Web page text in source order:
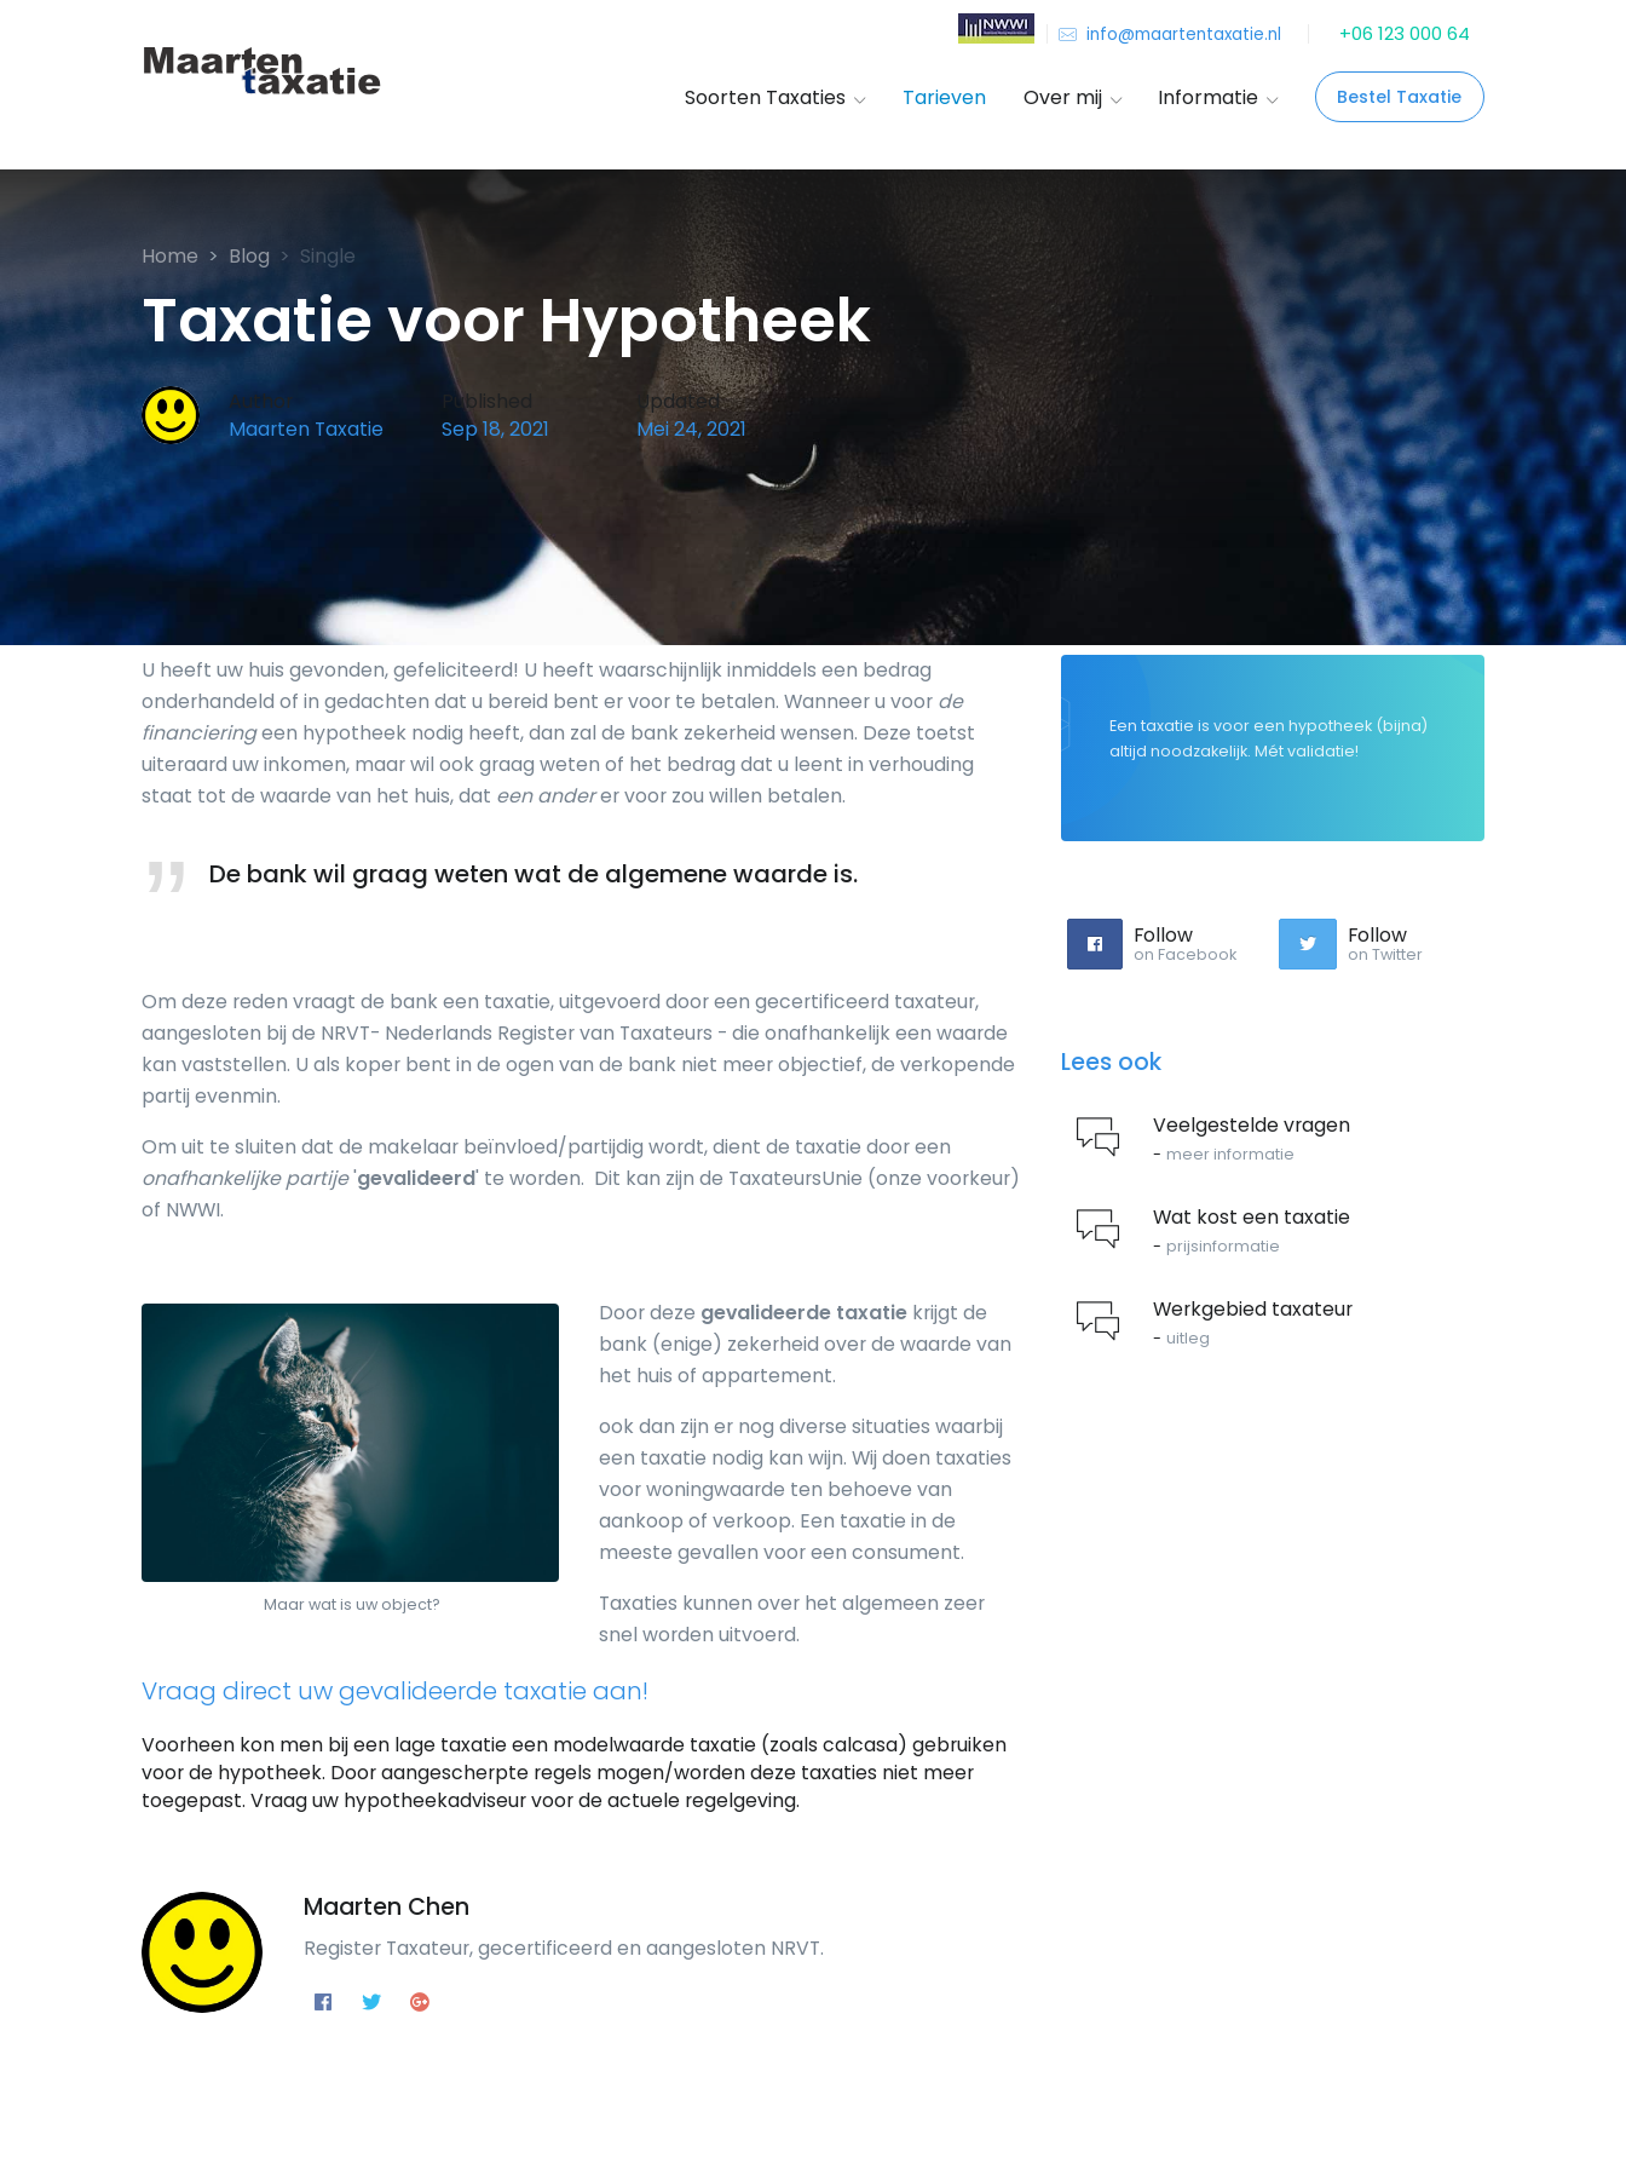
info@maartentaxatie.nl +06 123 000 64
Soorten Taxaties Tarieven Over mij Informatie Bestel Taxatie
Home Blog Single
Taxatie voor Hypotheek
Author
Maarten Taxatie
Published
Sep 18, 2021
Updated
Mei 24, 2021
U heeft uw huis gevonden, gefeliciteerd! U heeft waarschijnlijk inmiddels een bedrag
onderhandeld of in gedachten dat u bereid bent er voor te betalen. Wanneer u voor de
financieringeen hypotheek nodig heeft, dan zal de bank zekerheid wensen. Deze toetst
uiteraard uw inkomen, maar wil ook graag weten of het bedrag dat u leent in verhouding
staat tot de waarde van het huis, dat een anderer voor zou willen betalen.
De bank wil graag weten wat de algemene waarde is.
Om deze reden vraagt de bank een taxatie, uitgevoerd door een gecertificeerd taxateur,
aangesloten bij de NRVT- Nederlands Register van Taxateurs - die onafhankelijk een waarde
kan vaststellen. U als koper bent in de ogen van de bank niet meer objectief, de verkopende
partij evenmin.
Om uit te sluiten dat de makelaar beïnvloed/partijdig wordt, dient de taxatie door een
onafhankelijke partije'gevalideerd' te worden. Dit kan zijn de TaxateursUnie (onze voorkeur)
of NWWI.
Maar wat is uw object?
Door deze gevalideerde taxatie krijgt de
bank (enige) zekerheid over de waarde van
het huis of appartement.
ook dan zijn er nog diverse situaties waarbij
een taxatie nodig kan wijn. Wij doen taxaties
voor woningwaarde ten behoeve van
aankoop of verkoop. Een taxatie in de
meeste gevallen voor een consument.
Taxaties kunnen over het algemeen zeer
snel worden uitvoerd.
Vraag direct uw gevalideerde taxatie aan!
Voorheen kon men bij een lage taxatie een modelwaarde taxatie (zoals calcasa) gebruiken
voor de hypotheek. Door aangescherpte regels mogen/worden deze taxaties niet meer
toegepast. Vraag uw hypotheekadviseur voor de actuele regelgeving.
Maarten Chen
Register Taxateur, gecertificeerd en aangesloten NRVT.
Een taxatie is voor een hypotheek (bijna)
altijd noodzakelijk. Mét validatie!
Follow
on Facebook
Follow
on Twitter
Lees ook
Veelgestelde vragen
- meer informatie
Wat kost een taxatie
- prijsinformatie
Werkgebied taxateur
- uitleg